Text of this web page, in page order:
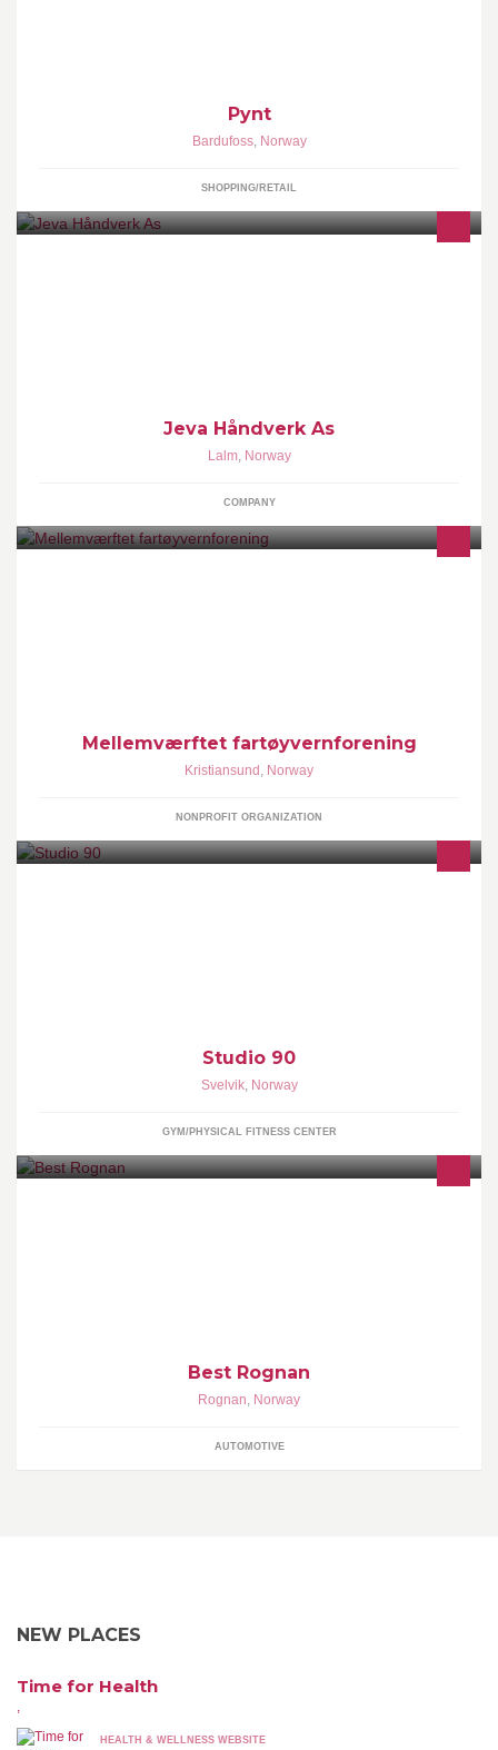
Pynt
Bardufoss, Norway
SHOPPING/RETAIL
Jeva Håndverk As
Lalm, Norway
COMPANY
Mellemværftet fartøyvernforening
Kristiansund , Norway
NONPROFIT ORGANIZATION
Studio 90
Svelvik, Norway
GYM/PHYSICAL FITNESS CENTER
Best Rognan
Rognan, Norway
AUTOMOTIVE
NEW PLACES
Time for Health
,
HEALTH & WELLNESS WEBSITE